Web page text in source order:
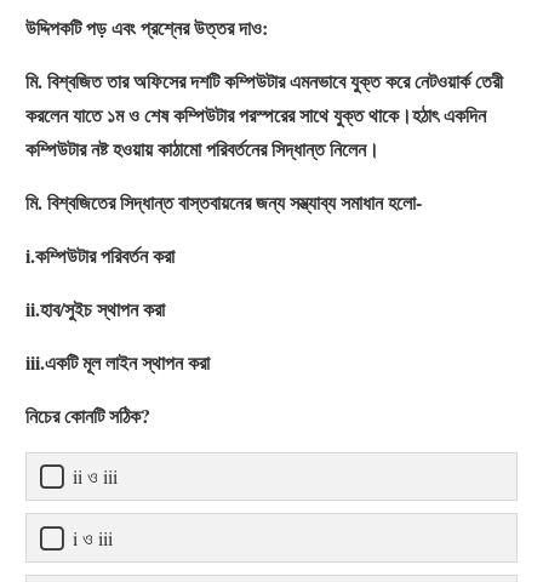
উদ্দিপকটি পড় এবং প্রশ্নের উত্তর দাও:
মি. বিশ্বজিত তার অফিসের দশটি কম্পিউটার এমনভাবে যুক্ত করে নেটওয়ার্ক তেরী
করলেন যাতে ১ম ও শেষ কম্পিউটার পরস্পরের সাথে যুক্ত থাকে।হঠাৎ একদিন
কম্পিউটার নষ্ট হওয়ায় কাঠামো পরিবর্তনের সিদ্ধান্ত নিলেন।
মি. বিশ্বজিতের সিদ্ধান্ত বাস্তবায়নের জন্য সম্ভ্যাব্য সমাধান হলো-
i.কম্পিউটার পরিবর্তন করা
ii.হাব/সুইচ স্থাপন করা
iii.একটি মূল লাইন স্থাপন করা
নিচের কোনটি সঠিক?
ii ও iii
i ও iii